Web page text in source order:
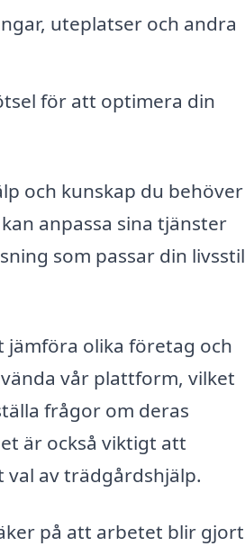
uteplatser och andra
för att optimera din
och kunskap du behöver
anpassa sina tjänster
som passar din livsstil
olika företag och
vår plattform, vilket
frågor om deras
är också viktigt att
av trädgårdshjälp.
på att arbetet blir gjort